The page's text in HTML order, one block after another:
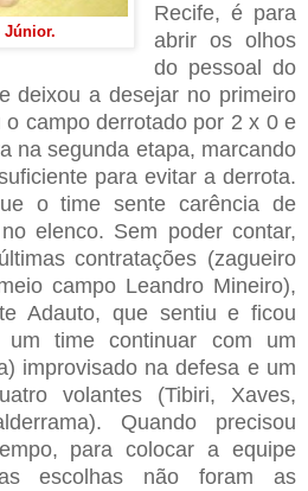
Júnior.
Recife, é para
abrir os olhos
do pessoal do
deixou a desejar no primeiro
campo derrotado por 2 x 0 e
na segunda etapa, marcando
para evitar a derrota.
o time sente carência de
elenco. Sem poder contar,
contratações (zagueiro
campo Leandro Mineiro),
Adauto, que sentiu e ficou
time continuar com um
improvisado na defesa e um
volantes (Tibiri, Xaves,
Quando precisou
para colocar a equipe
escolhas não foram as